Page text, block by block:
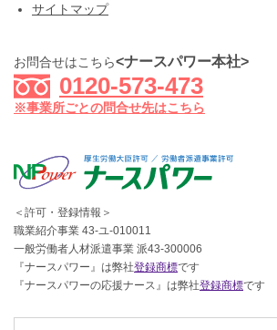
サイトマップ
お問合せはこちら<ナースパワー本社>
0120-573-473
※事業所ごとの問合せ先はこちら
＜許可・登録情報＞
職業紹介事業 43-ユ-010011
一般労働者人材派遣事業 派43-300006
『ナースパワー』は弊社登録商標です
『ナースパワーの応援ナース』は弊社登録商標です